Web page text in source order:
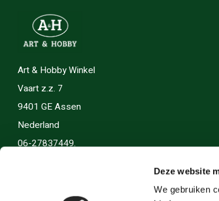
Deze website
We gebruiken
Art & Hobby Winkel
Vaart z.z. 7
9401 GE Assen
Nederland
06-27837449.